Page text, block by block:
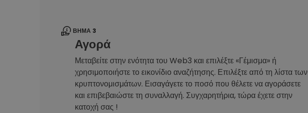
ΒΉΜΑ 3
Αγορά
Μεταβείτε στην ενότητα του Web3 και επιλέξτε «Γέμισμα» ή
χρησιμοποιήστε το εικονίδιο αναζήτησης. Επιλέξτε από τη λίστα των
κρυπτονομισμάτων. Εισαγάγετε το ποσό που θέλετε να αγοράσετε
και επιβεβαιώστε τη συναλλαγή. Συγχαρητήρια, τώρα έχετε στην
κατοχή σας !